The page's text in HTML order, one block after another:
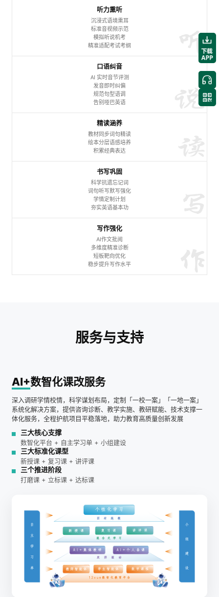
听力熏听
沉浸式语境熏耳
标准音视频示范
模拟听说机考
精准适配考试考纲
口语纠音
AI 实时音节评测
发音即时纠偏
规范句型语调
告别哑巴英语
精读涵养
教材同步词句精读
绘本分层语感培养
积累经典表达
书写巩固
科学抗遗忘记词
词句听写默写强化
学情定制计划
夯实英语基本功
写作强化
AI作文批阅
多维度精准诊断
短板靶向优化
稳步提升写作水平
AI 单词训练
教材同步，精准练词，雕琢地道发音
AI 重点句训练
句型攻坚，听读写练，夯实语法基础
AI 单词记忆
科学抗忘，定制计划，提升记忆效率
AI 绘本点读
沉浸式语境，分层训练，提升语感
AI 听说模拟
贴合考标，实时评测，提升应试能力
AI 作文批阅
学段适配，自主批阅，助力写作提升
AI 学习任务
师生双向联动，精准适配教学节奏
AI 趣味PK
趣味竞技，激发兴趣，主动爱上英语
服务与支持
AI+数智化课改服务
深入调研学情校情，科学谋划布局，定制「一校一案」「一地一案」
系统化解决方案，提供咨询诊断、教学实施、教研赋能、技术支撑一
体化服务，全程护航项目平稳落地，助力教育高质量创新发展
三大核心支撑
数智化平台 + 自主学习单 + 小组建设
三大标准化课型
新授课 + 复习课 + 讲评课
三个推进阶段
打磨课 + 立标课 + 达标课